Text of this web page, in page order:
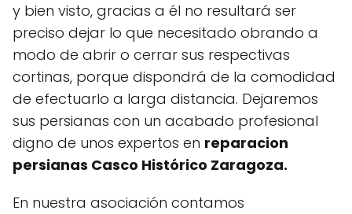
y bien visto, gracias a él no resultará ser
preciso dejar lo que necesitado obrando a
modo de abrir o cerrar sus respectivas
cortinas, porque dispondrá de la comodidad
de efectuarlo a larga distancia. Dejaremos
sus persianas con un acabado profesional
digno de unos expertos en reparacion
persianas Casco Histórico Zaragoza.
En nuestra asociación contamos